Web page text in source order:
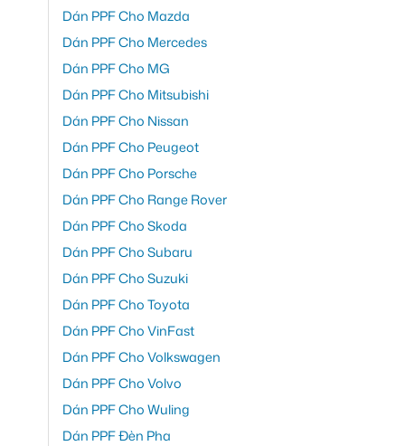
Dán PPF Cho Mazda
Dán PPF Cho Mercedes
Dán PPF Cho MG
Dán PPF Cho Mitsubishi
Dán PPF Cho Nissan
Dán PPF Cho Peugeot
Dán PPF Cho Porsche
Dán PPF Cho Range Rover
Dán PPF Cho Skoda
Dán PPF Cho Subaru
Dán PPF Cho Suzuki
Dán PPF Cho Toyota
Dán PPF Cho VinFast
Dán PPF Cho Volkswagen
Dán PPF Cho Volvo
Dán PPF Cho Wuling
Dán PPF Đèn Pha